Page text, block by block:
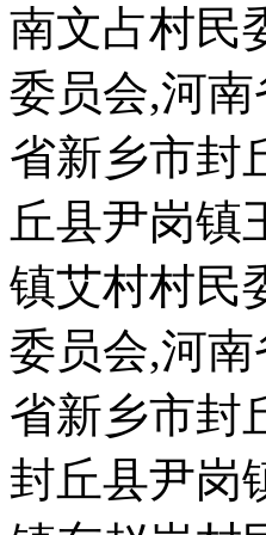
南文占村民
委员会,河
省新乡市封
丘县尹岗镇
镇艾村村民
委员会,河
省新乡市封
封丘县尹岗